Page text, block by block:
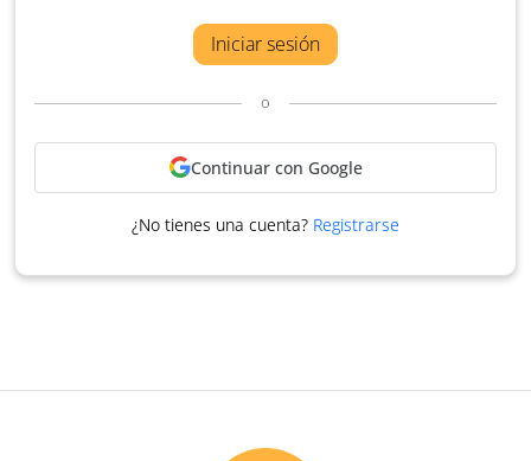
Iniciar sesión
o
Continuar con Google
¿No tienes una cuenta? Registrarse